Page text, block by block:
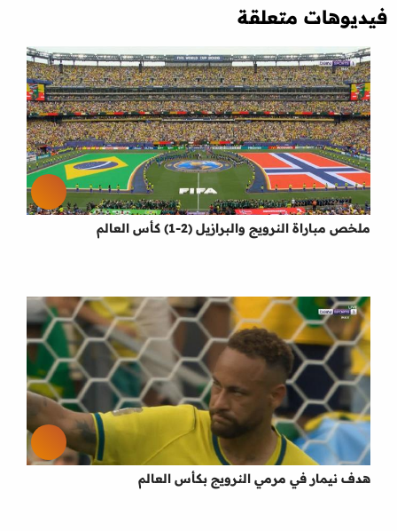
فيديوهات متعلقة
ملخص مباراة النرويج والبرازيل (2-1) كأس العالم
هدف نيمار في مرمي النرويج بكأس العالم